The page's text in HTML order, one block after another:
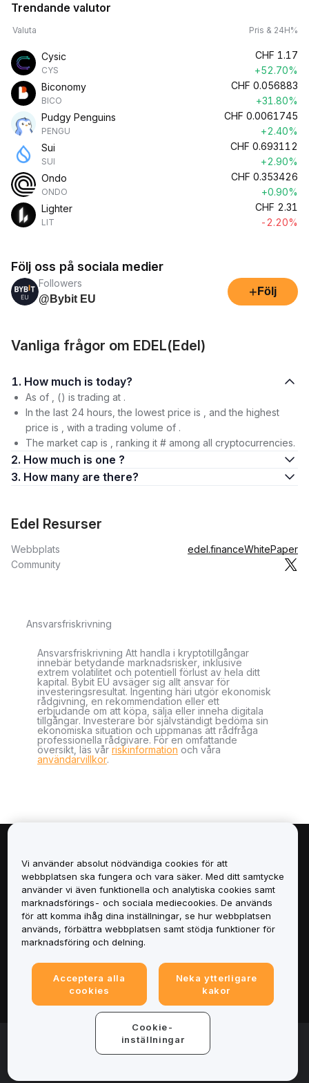
Trendande valutor
Valuta Pris & 24H%
Cysic
CYS
CHF 1.17
+52.70%
Biconomy
BICO
CHF 0.056883
+31.80%
Pudgy Penguins
PENGU
CHF 0.0061745
+2.40%
Sui
SUI
CHF 0.693112
+2.90%
Ondo
ONDO
CHF 0.353426
+0.90%
Lighter
LIT
CHF 2.31
-2.20%
Följ oss på sociala medier
Followers
@Bybit EU
+ Följ
Vanliga frågor om EDEL(Edel)
1. How much is today?
As of , () is trading at .
In the last 24 hours, the lowest price is , and the highest
price is , with a trading volume of .
The market cap is , ranking it # among all cryptocurrencies.
2. How much is one ?
3. How many are there?
Edel Resurser
Webbplats edel.financeWhitePaper
Community
Ansvarsfriskrivning
Ansvarsfriskrivning Att handla i kryptotillgångar
innebär betydande marknadsrisker, inklusive
extrem volatilitet och potentiell förlust av hela ditt
kapital. Bybit EU avsäger sig allt ansvar för
investeringsresultat. Ingenting häri utgör ekonomisk
rådgivning, en rekommendation eller ett
erbjudande om att köpa, sälja eller inneha digitala
tillgångar. Investerare bör självständigt bedöma sin
ekonomiska situation och uppmanas att rådfråga
professionella rådgivare. För en omfattande
översikt, läs vår riskinformation och våra
användarvillkor.
Tjänster
Support
Juridiskt
© 2025-2026 Bybit.eu. All rights reserved.
Vi använder absolut nödvändiga cookies för att
webbplatsen ska fungera och vara säker. Med ditt samtycke
använder vi även funktionella och analytiska cookies samt
marknadsförings- och sociala mediecookies. De används
för att komma ihåg dina inställningar, se hur webbplatsen
används, förbättra webbplatsen samt stödja funktioner för
marknadsföring och delning.
Acceptera alla
cookies
Neka ytterligare
kakor
Cookie-
inställningar